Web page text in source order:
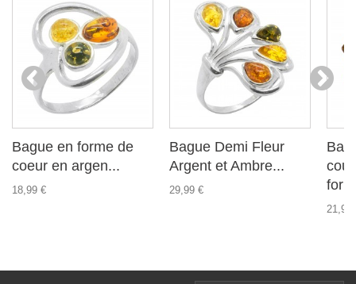
Bague en forme de
coeur en argen...
18,99 €
Bague Demi Fleur
Argent et Ambre...
29,99 €
21,99